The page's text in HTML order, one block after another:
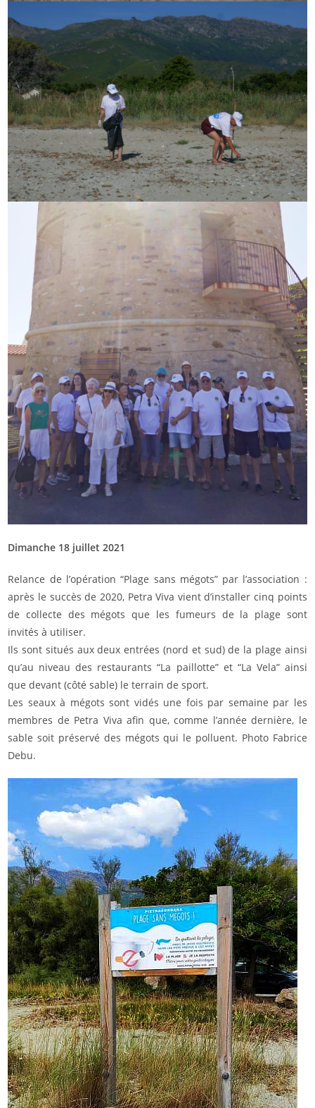
Dimanche 18 juillet 2021
Relance de l’opération “Plage sans mégots” par l’association :
après le succès de 2020, Petra Viva vient d’installer cinq points
de collecte des mégots que les fumeurs de la plage sont
invités à utiliser.
Ils sont situés aux deux entrées (nord et sud) de la plage ainsi
qu’au niveau des restaurants “La paillotte” et “La Vela” ainsi
que devant (côté sable) le terrain de sport.
Les seaux à mégots sont vidés une fois par semaine par les
membres de Petra Viva afin que, comme l’année dernière, le
sable soit préservé des mégots qui le polluent. Photo Fabrice
Debu.